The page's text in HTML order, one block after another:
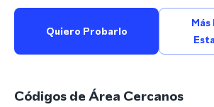
Quiero Probarlo
Más
Códigos de Área Cercanos